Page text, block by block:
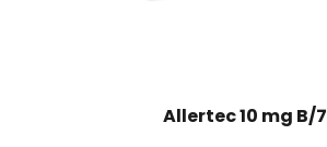
Allertec 10 mg B/7